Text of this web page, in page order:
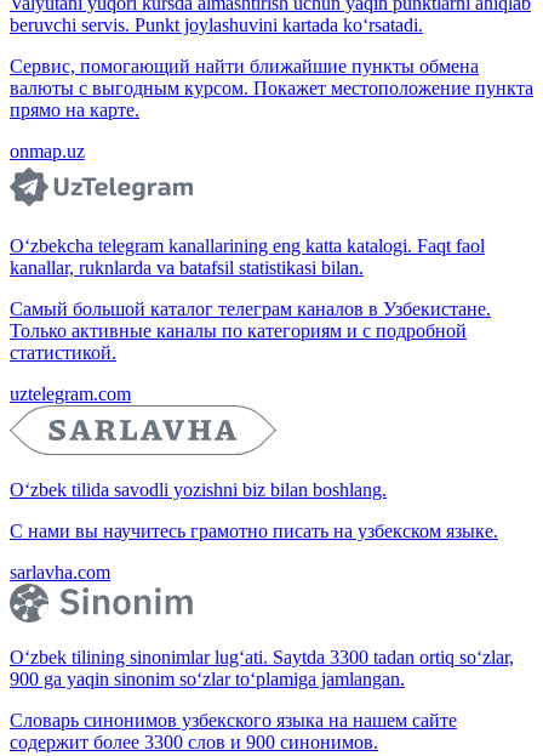
beruvchi servis. Punkt joylashuvini kartada ko‘rsatadi.
Сервис, помогающий найти ближайшие пункты обмена
валюты с выгодным курсом. Покажет местоположение пункта
прямо на карте.
onmap.uz
O‘zbekcha telegram kanallarining eng katta katalogi. Faqt faol
kanallar, ruknlarda va batafsil statistikasi bilan.
Самый большой каталог телеграм каналов в Узбекистане.
Только активные каналы по категориям и с подробной
статистикой.
uztelegram.com
O‘zbek tilida savodli yozishni biz bilan boshlang.
С нами вы научитесь грамотно писать на узбекском языке.
sarlavha.com
O‘zbek tilining sinonimlar lug‘ati. Saytda 3300 tadan ortiq so‘zlar,
900 ga yaqin sinonim so‘zlar to‘plamiga jamlangan.
Словарь синонимов узбекского языка на нашем сайте
содержит более 3300 слов и 900 синонимов.